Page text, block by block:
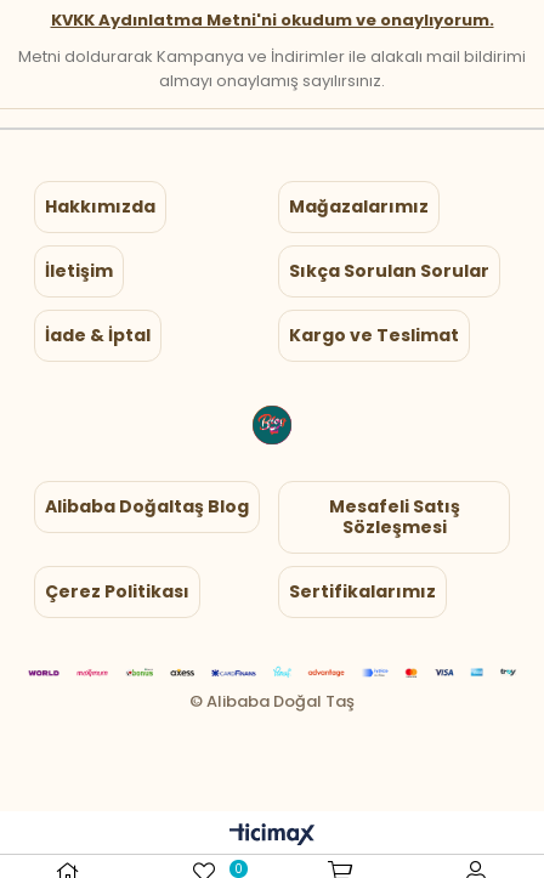
KVKK Aydınlatma Metni'ni okudum ve onaylıyorum.
Metni doldurarak Kampanya ve İndirimler ile alakalı mail bildirimi
almayı onaylamış sayılırsınız.
Hakkımızda Mağazalarımız
İletişim Sıkça Sorulan Sorular
İade & İptal Kargo ve Teslimat
Alibaba Doğaltaş Blog
Mesafeli Satış
Sözleşmesi
Çerez Politikası Sertifikalarımız
0